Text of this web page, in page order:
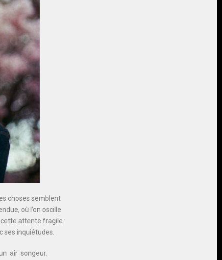
choses semblent
où l’on oscille
attente fragile :
ses inquiétudes.
air songeur.